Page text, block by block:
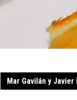
Mar Gavilán y Javier